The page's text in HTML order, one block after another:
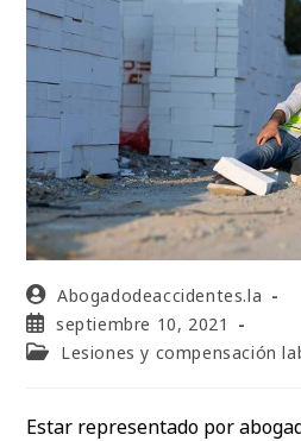
Abogadodeaccidentes.la
septiembre 10, 2021
Lesiones y compensación
Estar representado por